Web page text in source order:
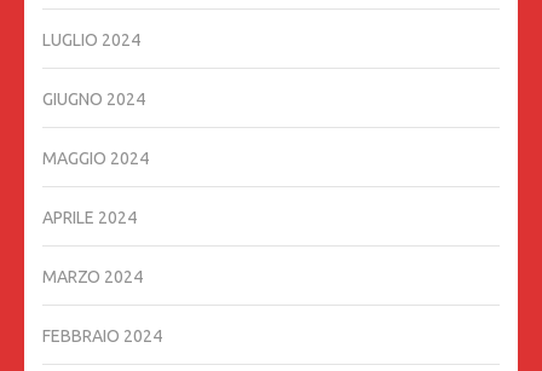
LUGLIO 2024
GIUGNO 2024
MAGGIO 2024
APRILE 2024
MARZO 2024
FEBBRAIO 2024